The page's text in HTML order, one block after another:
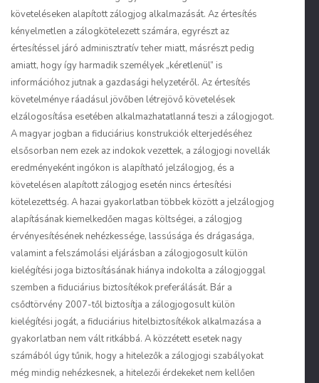
követeléseken alapított zálogjog alkalmazását. Az értesítés
kényelmetlen a zálogkötelezett számára, egyrészt az
értesítéssel járó adminisztratív teher miatt, másrészt pedig
amiatt, hogy így harmadik személyek „kéretlenül” is
információhoz jutnak a gazdasági helyzetéről. Az értesítés
követelménye ráadásul jövőben létrejövő követelések
elzálogosítása esetében alkalmazhatatlanná teszi a zálogjogot.
A magyar jogban a fiduciárius konstrukciók elterjedéséhez
elsősorban nem ezek az indokok vezettek, a zálogjogi novellák
eredményeként ingókon is alapítható jelzálogjog, és a
követelésen alapított zálogjog esetén nincs értesítési
kötelezettség. A hazai gyakorlatban többek között a jelzálogjog
alapításának kiemelkedően magas költségei, a zálogjog
érvényesítésének nehézkessége, lassúsága és drágasága,
valamint a felszámolási eljárásban a zálogjogosult külön
kielégítési joga biztosításának hiánya indokolta a zálogjoggal
szemben a fiduciárius biztosítékok preferálását. Bár a
csődtörvény 2007-től biztosítja a zálogjogosult külön
kielégítési jogát, a fiduciárius hitelbiztosítékok alkalmazása a
gyakorlatban nem vált ritkábbá. A közzétett esetek nagy
számából úgy tűnik, hogy a hitelezők a zálogjogi szabályokat
még mindig nehézkesnek, a hitelezői érdekeket nem kellően